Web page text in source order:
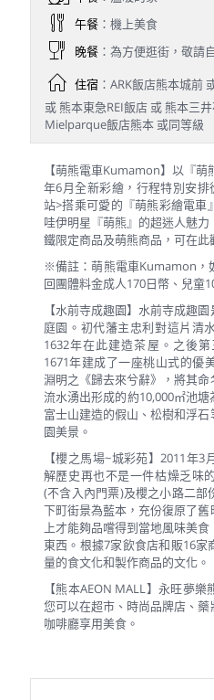
午餐：機上美食
晚餐：為方便逛街，敬請
住宿：ARK飯店熊本城前
或 熊本東急REI飯店 或 熊本三
Mielparque飯店熊本 或同等級
【萌熊電車Kumamon】以『
年6月全新彩繪，行程特別安
站>搭乘可愛的『萌熊彩繪電車
哇伊明星『萌熊』的超迷人魅
鐵限定商品及萌熊商品，可在此
※備註：萌熊電車Kumamon，
回團體料金成人170日幣、兒童
【水前寺成趣園】水前寺成趣
庭園。初代藩主忠利對這片清
1632年在此建造茶屋。之後
1671年建成了一座桃山式的優
淵明之《歸去來兮辭》，將其
流水湧出形成的約10,000㎡池
富士山建造的假山、松樹和浮
園美景。
【櫻之馬場~城彩苑】2011年
解歷史再也不是一件枯燥乏味
(不含入內門票)及櫻之小路二
下町街景為藍本，充份復原了
上才能夠品嚐得到當地風味美
東西。根據7家飲食店和販16
量的食文化和製作商品的文化。
【熊本AEON MALL】永旺夢
您可以在超市、時尚品牌店、藥
咖啡廳享用美食。